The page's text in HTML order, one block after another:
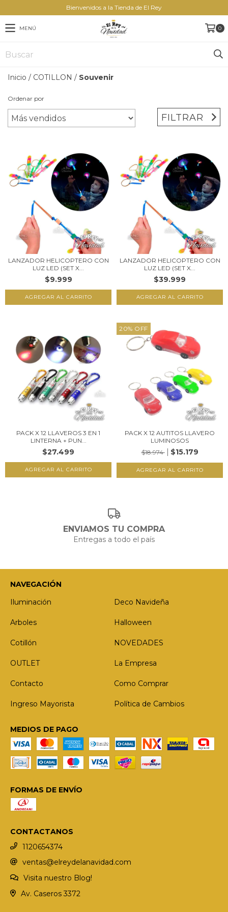
Bienvenidos a la Tienda de El Rey
MENÚ 0
Inicio / COTILLON / Souvenir
Ordenar por
FILTRAR
LANZADOR HELICOPTERO CON
LUZ LED (SET X...
$9.999
LANZADOR HELICOPTERO CON
LUZ LED (SET X...
$39.999
PACK X 12 LLAVEROS 3 EN 1
LINTERNA + PUN...
$27.499
20% OFF
PACK X 12 AUTITOS LLAVERO
LUMINOSOS
$18.974
$15.179
ENVIAMOS TU COMPRA
Entregas a todo el país
NAVEGACIÓN
Iluminación
Deco Navideña
Arboles Halloween
Cotillón NOVEDADES
OUTLET La Empresa
Contacto Como Comprar
Ingreso Mayorista Política de Cambios
MEDIOS DE PAGO
FORMAS DE ENVÍO
CONTACTANOS
1120654374
ventas@elreydelanavidad.com
Visita nuestro Blog!
Av. Caseros 3372